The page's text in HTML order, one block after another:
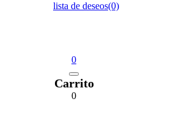
lista de deseos(0)
0
Carrito
0